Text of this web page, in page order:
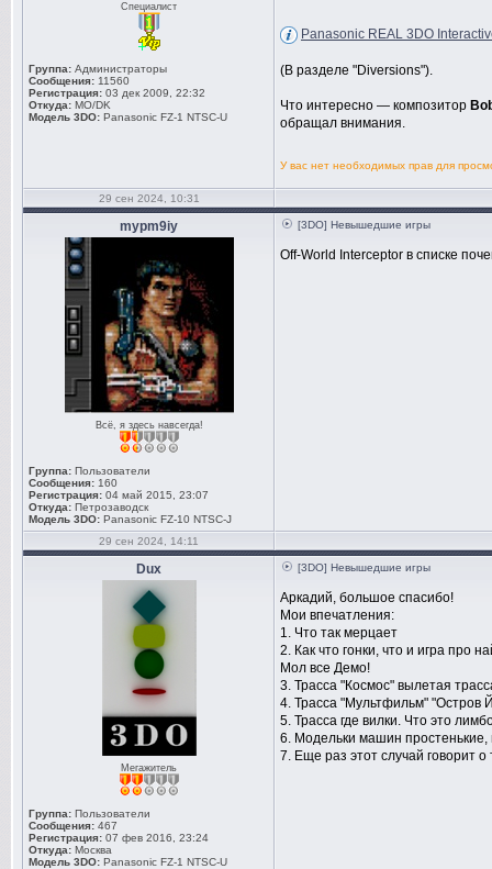
Специалист
Группа: Администраторы
Сообщения: 11560
Регистрация: 03 дек 2009, 22:32
Откуда: MO/DK
Модель 3DO: Panasonic FZ-1 NTSC-U
Panasonic REAL 3DO
(В разделе "Diversions").
Что интересно — композитор
обращал внимания.
У вас нет необходимых прав для
29 сен 2024, 10:31
mypm9iy
Всё, я здесь навсегда!
Группа: Пользователи
Сообщения: 160
Регистрация: 04 май 2015, 23:07
Откуда: Петрозаводск
Модель 3DO: Panasonic FZ-10 NTSC-J
[3DO] Невышедшие игры
Off-World Interceptor в списке
29 сен 2024, 14:11
Dux
Мегажитель
Группа: Пользователи
Сообщения: 467
Регистрация: 07 фев 2016, 23:24
Откуда: Москва
Модель 3DO: Panasonic FZ-1 NTSC-U
[3DO] Невышедшие игры
Аркадий, большое спасибо!
Мои впечатления:
1. Что так мерцает
2. Как что гонки, что и игра про
Мол все Демо!
3. Трасса "Космос" вылетая
4. Трасса "Мультфильм" "Остров
5. Трасса где вилки. Что это
6. Модельки машин простенькие,
7. Еще раз этот случай говорит